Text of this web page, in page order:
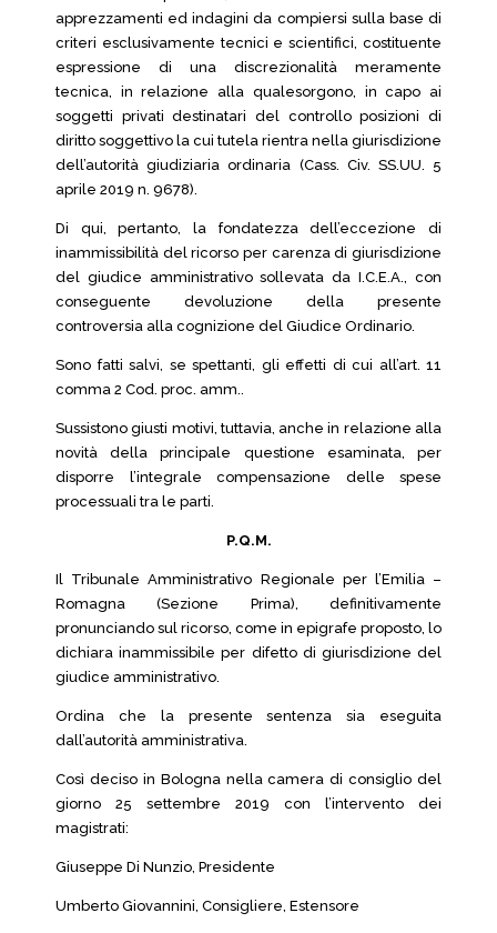
apprezzamenti ed indagini da compiersi sulla base di
criteri esclusivamente tecnici e scientifici, costituente
espressione di una discrezionalità meramente
tecnica, in relazione alla qualesorgono, in capo ai
soggetti privati destinatari del controllo posizioni di
diritto soggettivo la cui tutela rientra nella giurisdizione
dell’autorità giudiziaria ordinaria (Cass. Civ. SS.UU. 5
aprile 2019 n. 9678).
Di qui, pertanto, la fondatezza dell’eccezione di
inammissibilità del ricorso per carenza di giurisdizione
del giudice amministrativo sollevata da I.C.E.A., con
conseguente devoluzione della presente
controversia alla cognizione del Giudice Ordinario.
Sono fatti salvi, se spettanti, gli effetti di cui all’art. 11
comma 2 Cod. proc. amm..
Sussistono giusti motivi, tuttavia, anche in relazione alla
novità della principale questione esaminata, per
disporre l’integrale compensazione delle spese
processuali tra le parti.
P.Q.M.
Il Tribunale Amministrativo Regionale per l’Emilia –
Romagna (Sezione Prima), definitivamente
pronunciando sul ricorso, come in epigrafe proposto, lo
dichiara inammissibile per difetto di giurisdizione del
giudice amministrativo.
Ordina che la presente sentenza sia eseguita
dall’autorità amministrativa.
Così deciso in Bologna nella camera di consiglio del
giorno 25 settembre 2019 con l’intervento dei
magistrati:
Giuseppe Di Nunzio, Presidente
Umberto Giovannini, Consigliere, Estensore